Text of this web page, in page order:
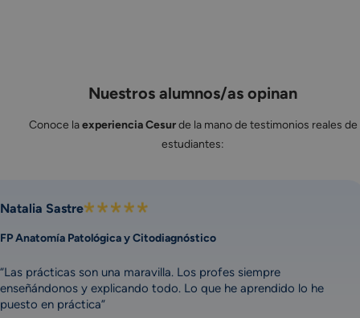
Nuestros alumnos/as opinan
Conoce laexperiencia Cesurde la mano de testimonios reales de
estudiantes:
Natalia Sastre
FP Anatomía Patológica y Citodiagnóstico
“Las prácticas son una maravilla. Los profes siempre
enseñándonos y explicando todo. Lo que he aprendido lo he
puesto en práctica”